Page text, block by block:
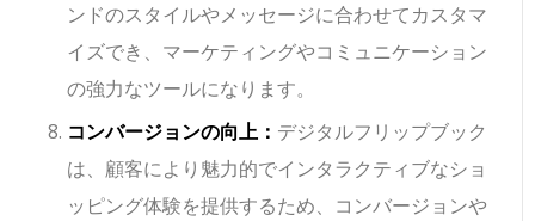
ンドのスタイルやメッセージに合わせてカスタマ
イズでき、マーケティングやコミュニケーション
の強力なツールになります。
コンバージョンの向上： デジタルフリップブック
は、顧客により魅力的でインタラクティブなショ
ッピング体験を提供するため、コンバージョンや